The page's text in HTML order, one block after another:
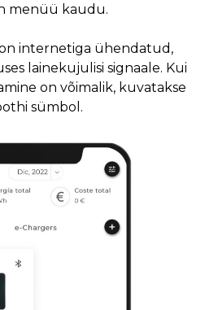
menüü kaudu.
internetiga ühendatud,
lainekujulisi signaale. Kui
on võimalik, kuvatakse
sümbol.